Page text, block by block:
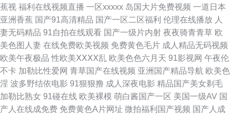
久99偷拍 精品成人在线 欧美色吧精品 肏逼网日夜 少妇午夜激情 伊人操操网
91福利视频网 91次元视频 日屄在线视频 国厂性交A片 色色五月天亚洲 九九
福利社区一二三 成人福利精品综合 黄色免费AV网站 91操熟女视频 中文字幕
av在线网址 欧美簧片 精品性日韩 爱看福利导航 东京热亚洲色图 午夜影院免
蕉视 福利在线视频直播 一区xxxxx 岛国大片免费视频 一道日本
亚洲香蕉 国产91高清精品 国产一区二区福利 伦理在线播放 人
妻无码精品 91自拍在线观看 国产一级片内射 夜夜骑青青草 欧
美色图人妻 在线免费欧美视频 免费黄色毛片 成人精品无码视频
欧美午夜极品 性欧美ⅩⅩⅩⅩ乱 欧美色色六月天 91影视网 午夜伦
不卡 加勒比性爱网 青草国产在线视频 亚洲国产精品导航 欧美色
淫 波多野结依电影 91狠狠撸 成人深夜电影 精品国产美女剃毛
加勒比熟女 91碰在线 欧美裸模 萌白酱国产一区 美国一级AV 国
产人在线成免费 免费黄色A片网址 微拍福利国产视频 国产人成